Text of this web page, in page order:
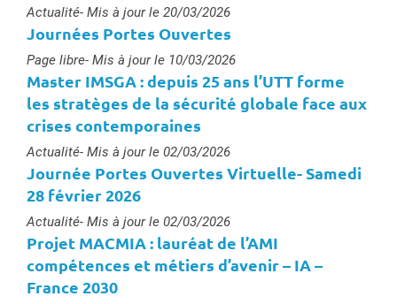
Type :
Actualité- Mis à jour le 20/03/2026
Journées Portes Ouvertes
Type :
Page libre- Mis à jour le 10/03/2026
Master IMSGA : depuis 25 ans l’UTT forme
les stratèges de la sécurité globale face aux
crises contemporaines
Type :
Actualité- Mis à jour le 02/03/2026
Journée Portes Ouvertes Virtuelle- Samedi
28 février 2026
Type :
Actualité- Mis à jour le 02/03/2026
Projet MACMIA : lauréat de l’AMI
compétences et métiers d’avenir – IA –
France 2030